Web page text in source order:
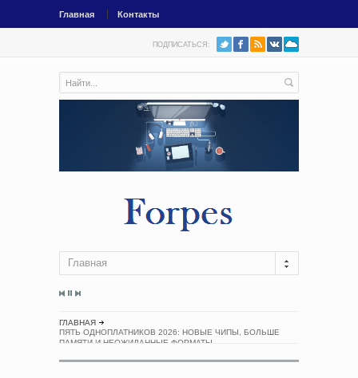
Главная Контакты
ПОДПИСАТЬСЯ:
Главная
ГЛАВНАЯ
ПЯТЬ ОДНОПЛАТНИКОВ 2026: НОВЫЕ ЧИПЫ, БОЛЬШЕ
ПАМЯТИ И НЕОЖИДАННЫЕ ФОРМАТЫ